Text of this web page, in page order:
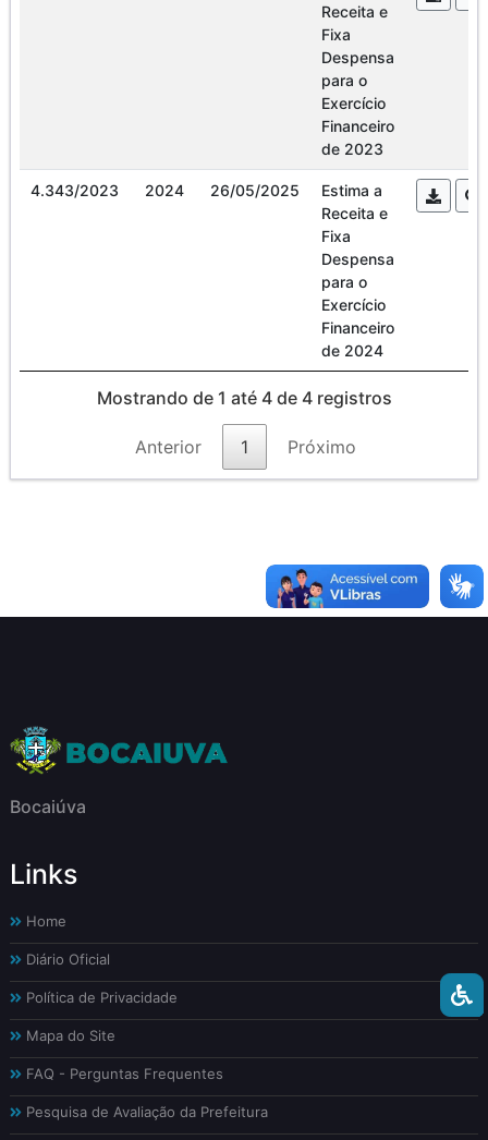
Receita e
Fixa
Despensa
para o
Exercício
Financeiro
de 2023
4.343/2023 2024 26/05/2025
Estima a
Receita e
Fixa
Despensa
para o
Exercício
Financeiro
de 2024
Mostrando de 1 até 4 de 4 registros
Anterior 1 Próximo
Bocaiúva
Links
Home
Diário Oficial
Política de Privacidade
Mapa do Site
FAQ - Perguntas Frequentes
Pesquisa de Avaliação da Prefeitura